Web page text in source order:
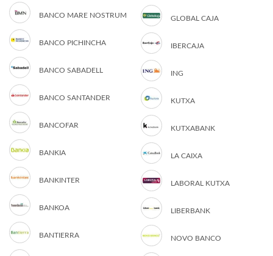
BANCO MARE NOSTRUM
BANCO PICHINCHA
BANCO SABADELL
BANCO SANTANDER
BANCOFAR
BANKIA
BANKINTER
BANKOA
BANTIERRA
GLOBAL CAJA
IBERCAJA
ING
KUTXA
KUTXABANK
LA CAIXA
LABORAL KUTXA
LIBERBANK
NOVO BANCO